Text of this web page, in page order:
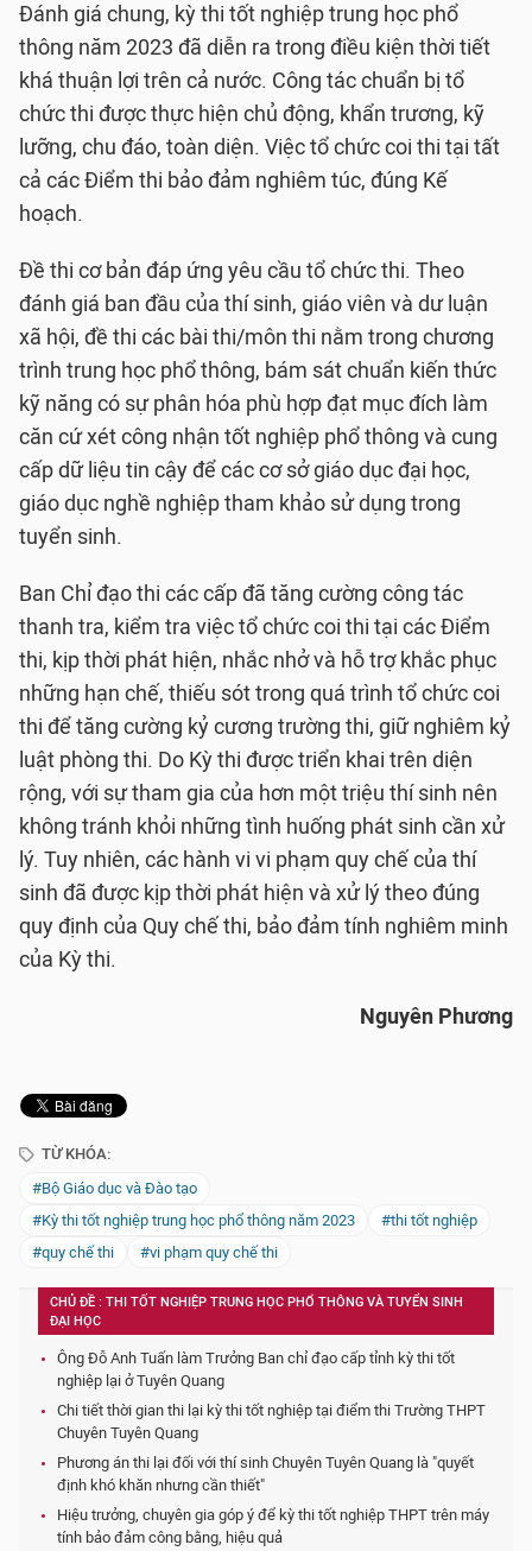
Đánh giá chung, kỳ thi tốt nghiệp trung học phổ
thông năm 2023 đã diễn ra trong điều kiện thời tiết
khá thuận lợi trên cả nước. Công tác chuẩn bị tổ
chức thi được thực hiện chủ động, khẩn trương, kỹ
lưỡng, chu đáo, toàn diện. Việc tổ chức coi thi tại tất
cả các Điểm thi bảo đảm nghiêm túc, đúng Kế
hoạch.
Đề thi cơ bản đáp ứng yêu cầu tổ chức thi. Theo
đánh giá ban đầu của thí sinh, giáo viên và dư luận
xã hội, đề thi các bài thi/môn thi nằm trong chương
trình trung học phổ thông, bám sát chuẩn kiến thức
kỹ năng có sự phân hóa phù hợp đạt mục đích làm
căn cứ xét công nhận tốt nghiệp phổ thông và cung
cấp dữ liệu tin cậy để các cơ sở giáo dục đại học,
giáo dục nghề nghiệp tham khảo sử dụng trong
tuyển sinh.
Ban Chỉ đạo thi các cấp đã tăng cường công tác
thanh tra, kiểm tra việc tổ chức coi thi tại các Điểm
thi, kịp thời phát hiện, nhắc nhở và hỗ trợ khắc phục
những hạn chế, thiếu sót trong quá trình tổ chức coi
thi để tăng cường kỷ cương trường thi, giữ nghiêm kỷ
luật phòng thi. Do Kỳ thi được triển khai trên diện
rộng, với sự tham gia của hơn một triệu thí sinh nên
không tránh khỏi những tình huống phát sinh cần xử
lý. Tuy nhiên, các hành vi vi phạm quy chế của thí
sinh đã được kịp thời phát hiện và xử lý theo đúng
quy định của Quy chế thi, bảo đảm tính nghiêm minh
của Kỳ thi.
Nguyên Phương
TỪ KHÓA:
#Bộ Giáo dục và Đào tạo
#Kỳ thi tốt nghiệp trung học phổ thông năm 2023
#thi tốt nghiệp
#quy chế thi
#vi phạm quy chế thi
CHỦ ĐỀ : THI TỐT NGHIỆP TRUNG HỌC PHỔ THÔNG VÀ TUYỂN SINH
ĐẠI HỌC
Ông Đỗ Anh Tuấn làm Trưởng Ban chỉ đạo cấp tỉnh kỳ thi tốt
nghiệp lại ở Tuyên Quang
Chi tiết thời gian thi lại kỳ thi tốt nghiệp tại điểm thi Trường THPT
Chuyên Tuyên Quang
Phương án thi lại đối với thí sinh Chuyên Tuyên Quang là "quyết
định khó khăn nhưng cần thiết"
Hiệu trưởng, chuyên gia góp ý để kỳ thi tốt nghiệp THPT trên máy
tính bảo đảm công bằng, hiệu quả